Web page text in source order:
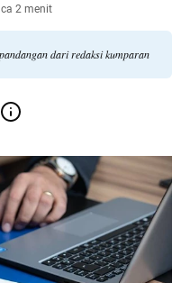
2 menit
dari redaksi kumparan